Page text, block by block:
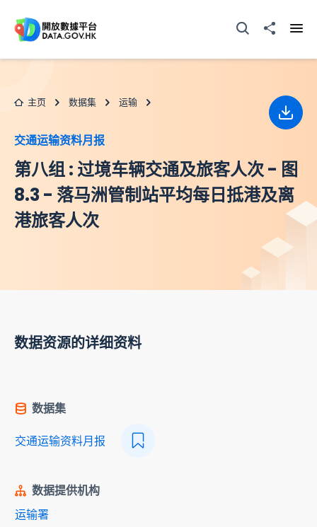
打开搜寻器分享至
主页 数据集 运输
交通运输资料月报
第八组 : 过境车辆交通及旅客人次 - 图
8.3 - 落马洲管制站平均每日抵港及离
港旅客人次
下载
数据资源的详细资料
数据集
交通运输资料月报
数据提供机构
运输署